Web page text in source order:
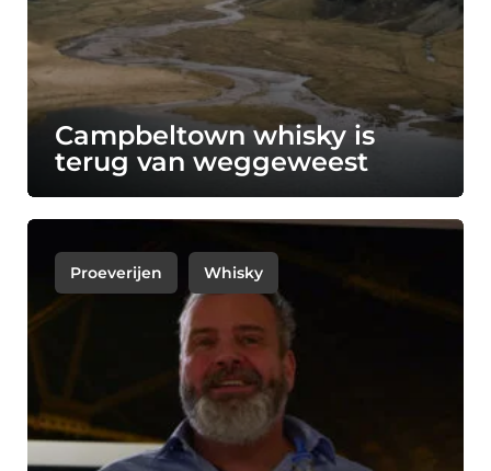
Campbeltown whisky is
terug van weggeweest
Proeverijen Whisky